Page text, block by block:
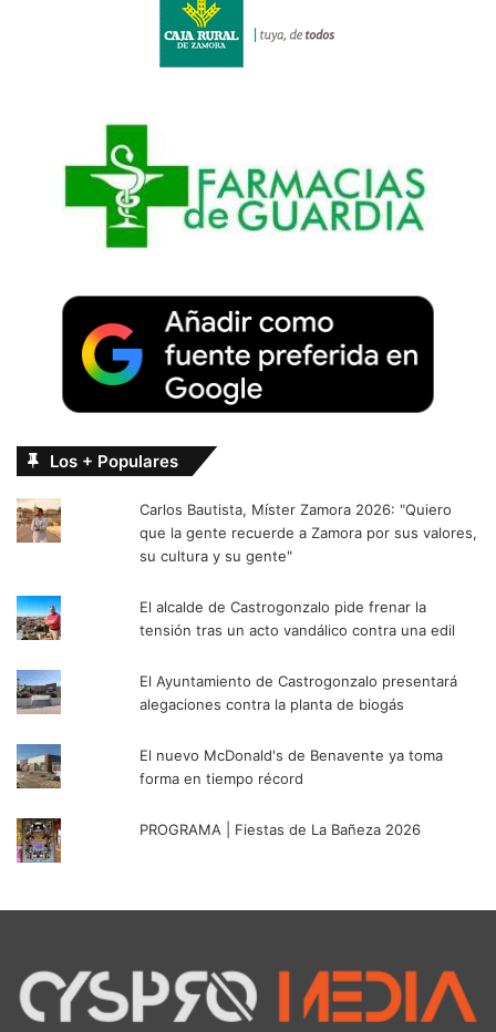
Los + Populares
Carlos Bautista, Míster Zamora 2026: "Quiero
que la gente recuerde a Zamora por sus valores,
su cultura y su gente"
El alcalde de Castrogonzalo pide frenar la
tensión tras un acto vandálico contra una edil
El Ayuntamiento de Castrogonzalo presentará
alegaciones contra la planta de biogás
El nuevo McDonald's de Benavente ya toma
forma en tiempo récord
PROGRAMA | Fiestas de La Bañeza 2026